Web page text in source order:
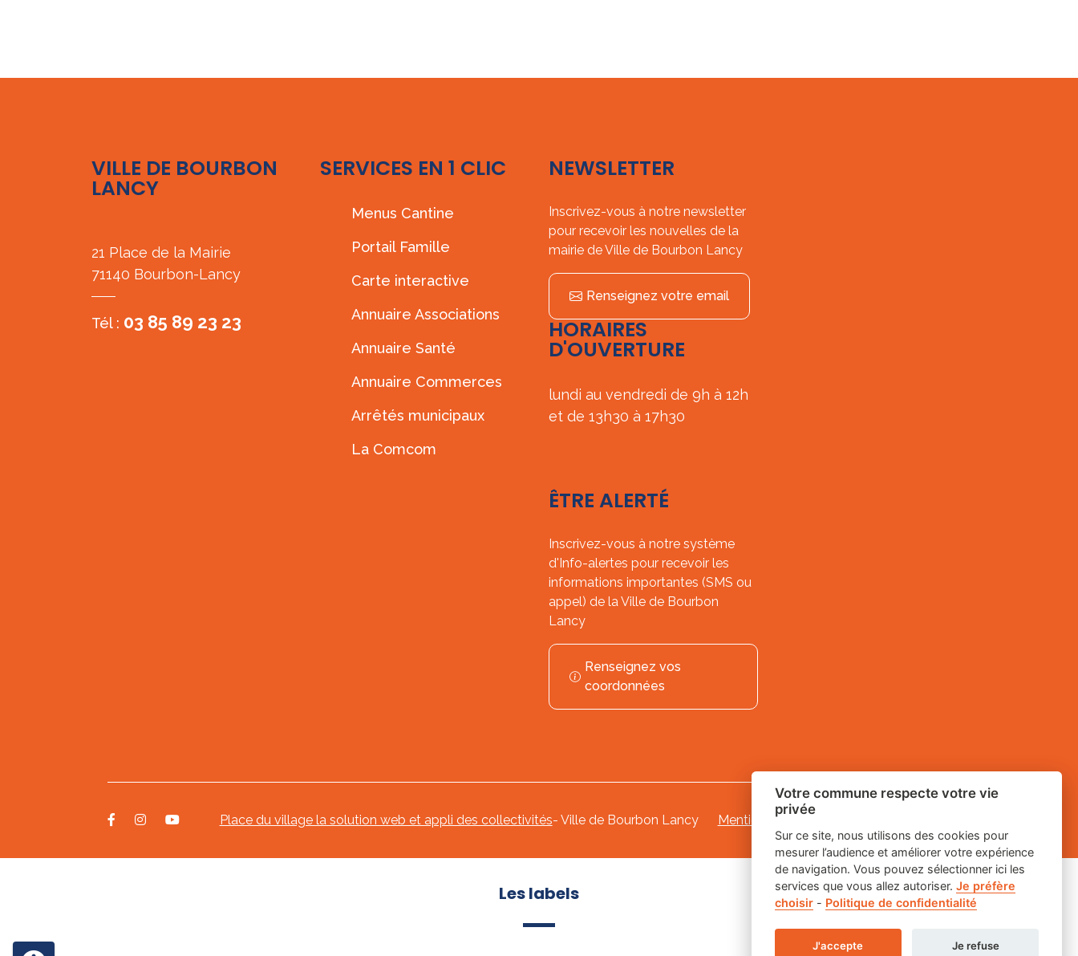
VILLE DE BOURBON
LANCY
21 Place de la Mairie
71140 Bourbon-Lancy
Tél : 03 85 89 23 23
SERVICES EN 1 CLIC
Menus Cantine
Portail Famille
Carte interactive
Annuaire Associations
Annuaire Santé
Annuaire Commerces
Arrêtés municipaux
La Comcom
NEWSLETTER
Inscrivez-vous à notre newsletter
pour recevoir les nouvelles de la
mairie de Ville de Bourbon Lancy
Renseignez votre email
HORAIRES
D'OUVERTURE
lundi au vendredi de 9h à 12h
et de 13h30 à 17h30
ÊTRE ALERTÉ
Inscrivez-vous à notre système
d'Info-alertes pour recevoir les
informations importantes (SMS ou
appel) de la Ville de Bourbon
Lancy
Renseignez vos
coordonnées
Place du village la solution web et appli des collectivités- Ville de Bourbon Lancy Mentions légales
Les labels
Votre commune respecte votre vie
privée
Sur ce site, nous utilisons des cookies pour
mesurer l’audience et améliorer votre expérience
de navigation. Vous pouvez sélectionner ici les
services que vous allez autoriser. Je préfère
choisir- Politique de confidentialité
J'accepte Je refuse